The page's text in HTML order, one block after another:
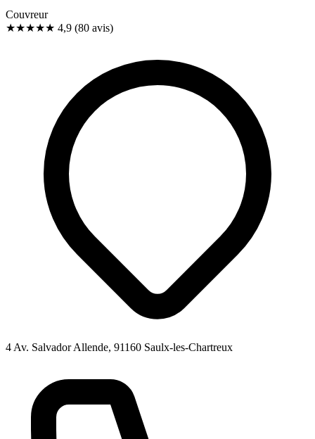
Couvreur
★★★★★ 4,9 (80 avis)
4 Av. Salvador Allende, 91160 Saulx-les-Chartreux